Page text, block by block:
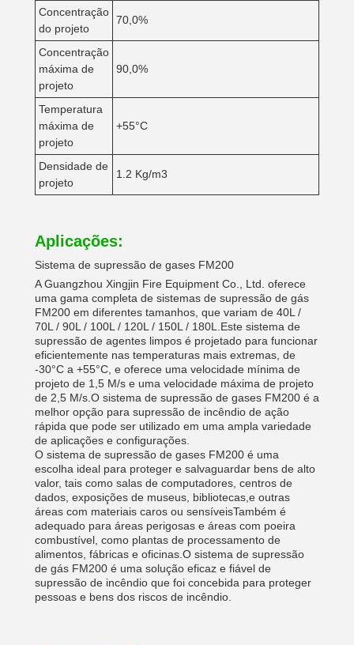
Concentração
do projeto
70,0%
Concentração
máxima de
projeto
90,0%
Temperatura
máxima de
projeto
+55°C
Densidade de
projeto
1.2 Kg/m3
Aplicações:
Sistema de supressão de gases FM200
A Guangzhou Xingjin Fire Equipment Co., Ltd. oferece
uma gama completa de sistemas de supressão de gás
FM200 em diferentes tamanhos, que variam de 40L /
70L / 90L / 100L / 120L / 150L / 180L.Este sistema de
supressão de agentes limpos é projetado para funcionar
eficientemente nas temperaturas mais extremas, de
-30°C a +55°C, e oferece uma velocidade mínima de
projeto de 1,5 M/s e uma velocidade máxima de projeto
de 2,5 M/s.O sistema de supressão de gases FM200 é a
melhor opção para supressão de incêndio de ação
rápida que pode ser utilizado em uma ampla variedade
de aplicações e configurações.
O sistema de supressão de gases FM200 é uma
escolha ideal para proteger e salvaguardar bens de alto
valor, tais como salas de computadores, centros de
dados, exposições de museus, bibliotecas,e outras
áreas com materiais caros ou sensíveisTambém é
adequado para áreas perigosas e áreas com poeira
combustível, como plantas de processamento de
alimentos, fábricas e oficinas.O sistema de supressão
de gás FM200 é uma solução eficaz e fiável de
supressão de incêndio que foi concebida para proteger
pessoas e bens dos riscos de incêndio.